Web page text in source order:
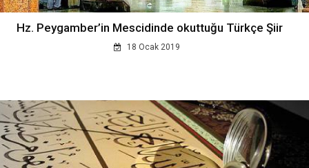
Hz. Peygamber’in Mescidinde okuttuğu Türkçe Şiir
18 Ocak 2019